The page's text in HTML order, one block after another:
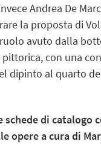
Andrea De
la proposta di
avuto dalla
pittorica, con una
dipinto al quarto
schede di catalogo
opere a cura di